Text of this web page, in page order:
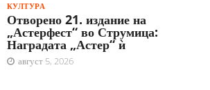
КУЛТУРА
Отворено 21. издание на
„Астерфест“ во Струмица:
Наградата „Астер“ ѝ
август 5, 2026